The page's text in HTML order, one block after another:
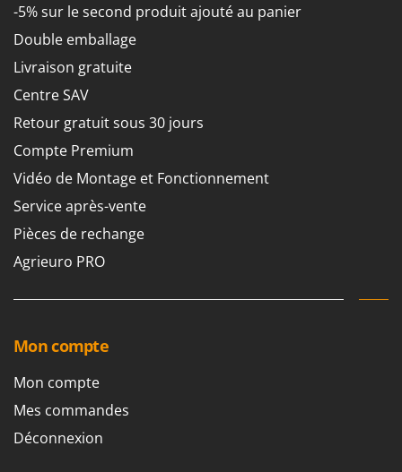
Shark
Silky
Simatech
Sirman
Skil
Smartwood
Smeg
Snapper
Solidur
Spice Electronics
Spyro
Stiga
-5% sur le second produit ajouté au panier
Double emballage
Livraison gratuite
Centre SAV
Retour gratuit sous 30 jours
Compte Premium
Vidéo de Montage et Fonctionnement
Service après-vente
Pièces de rechange
Agrieuro PRO
Mon compte
Mon compte
Mes commandes
Déconnexion